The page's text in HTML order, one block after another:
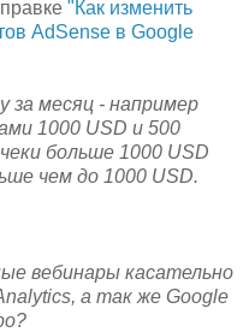
"Как изменить
AdSense в Google
за месяц - например
1000 USD и 500
больше 1000 USD
чем до 1000 USD.
вебинары касательно
а так же Google